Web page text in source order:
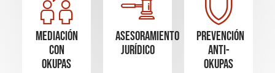
Mediación
con
okupas
Asesoramiento
Jurídico
Prevención
Anti-
Okupas